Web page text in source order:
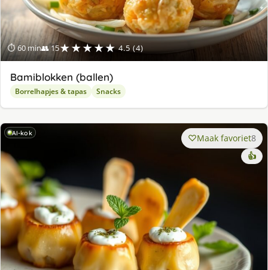
⏱ 60 min👥 15★★★★★ 4.5 (4)
Bamiblokken (ballen)
Borrelhapjes & tapas Snacks
AI-kok Maak favoriet8
👍